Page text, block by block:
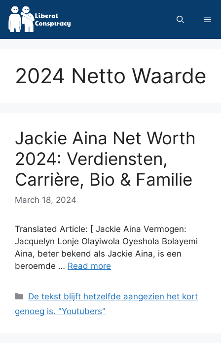
Skip
content
2024 Netto Waarde
Jackie Aina Net Worth
2024: Verdiensten,
Carrière, Bio & Familie
March 18, 2024
Translated Article: [ Jackie Aina Vermogen:
Jacquelyn Lonje Olayiwola Oyeshola Bolayemi
Aina, beter bekend als Jackie Aina, is een
beroemde … Read more
Categories
De tekst blijft hetzelfde aangezien het kort
genoeg is. "Youtubers"